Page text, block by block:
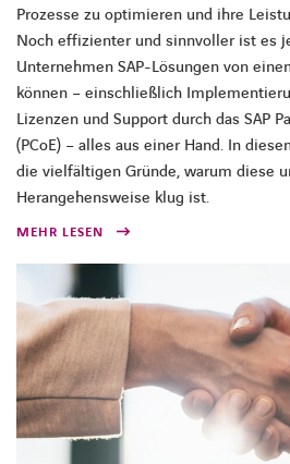
Prozesse zu optimieren und ihre
Noch effizienter und sinnvoller ist es
Unternehmen SAP-Lösungen von
können – einschließlich
Lizenzen und Support durch das SAP
(PCoE) – alles aus einer Hand. In
die vielfältigen Gründe, warum diese
Herangehensweise klug ist.
MEHR LESEN